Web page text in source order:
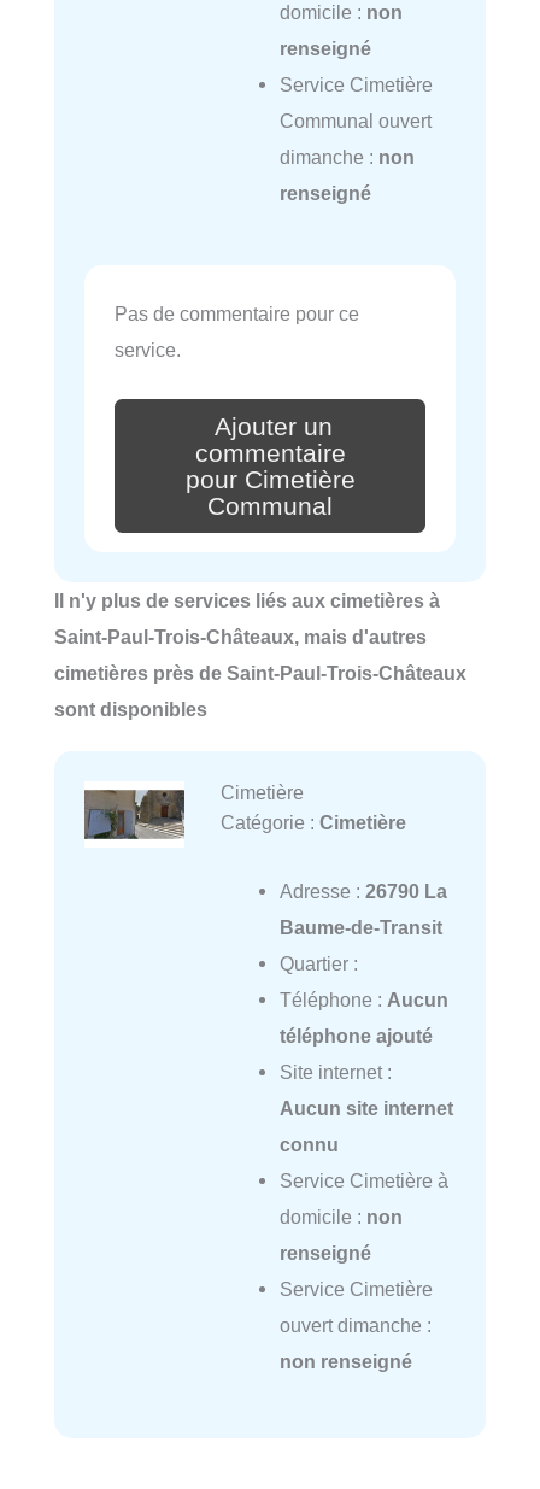
domicile : non
renseigné
Service Cimetière
Communal ouvert
dimanche : non
renseigné
Pas de commentaire pour ce
service.
Ajouter un
commentaire
pour Cimetière
Communal
Il n'y plus de services liés aux cimetières à
Saint-Paul-Trois-Châteaux, mais d'autres
cimetières près de Saint-Paul-Trois-Châteaux
sont disponibles
Cimetière
Catégorie : Cimetière
Adresse : 26790 La
Baume-de-Transit
Quartier :
Téléphone : Aucun
téléphone ajouté
Site internet :
Aucun site internet
connu
Service Cimetière à
domicile : non
renseigné
Service Cimetière
ouvert dimanche :
non renseigné